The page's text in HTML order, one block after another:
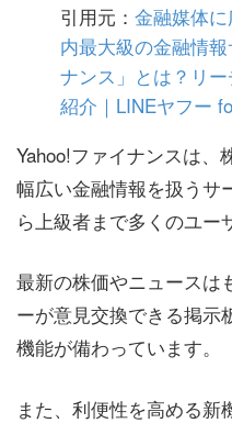
引用元： 金融媒体
内最大級の金融情
ナンス」とは？リ
紹介｜LINEヤフー
Yahoo!ファイナンスは、
幅広い金融情報を扱うサ
ら上級者まで多くのユー
最新の株価やニュースは
ーが意見交換できる掲示
機能が備わっています。
また、利便性を高める新